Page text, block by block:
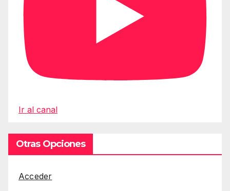
Ir al canal
Otras Opciones
Acceder